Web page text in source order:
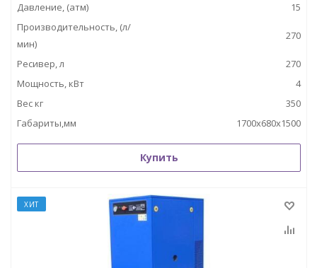
Давление, (атм)
15
Производительность, (л/
мин)
270
Ресивер, л
270
Мощность, кВт
4
Вес кг
350
Габариты,мм
1700х680х1500
Купить
ХИТ